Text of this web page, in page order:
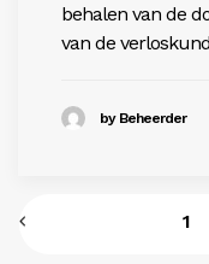
behalen van de
van de
by Beheerder
1